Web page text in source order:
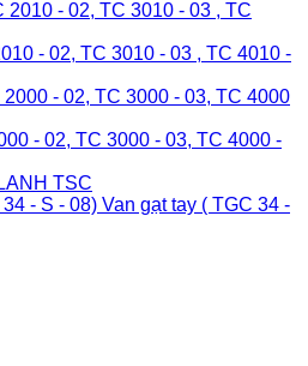
- 02, TC 3010 - 03 , TC 4010 -
- 02, TC 3000 - 03, TC 4000 -
TSC
Van gạt tay ( TGC 34 -